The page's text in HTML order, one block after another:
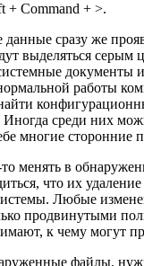
+ Command + >.
данные сразу же
выделяться серым
документы
работы
Иногда среди них
многие сторонние
менять в
что их
Любые
продвинутыми
к чему могут
файлы,